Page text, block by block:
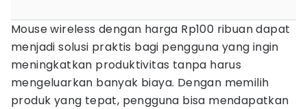
Mouse wireless dengan harga Rp100 ribuan dapat
menjadi solusi praktis bagi pengguna yang ingin
meningkatkan produktivitas tanpa harus
mengeluarkan banyak biaya. Dengan memilih
produk yang tepat, pengguna bisa mendapatkan